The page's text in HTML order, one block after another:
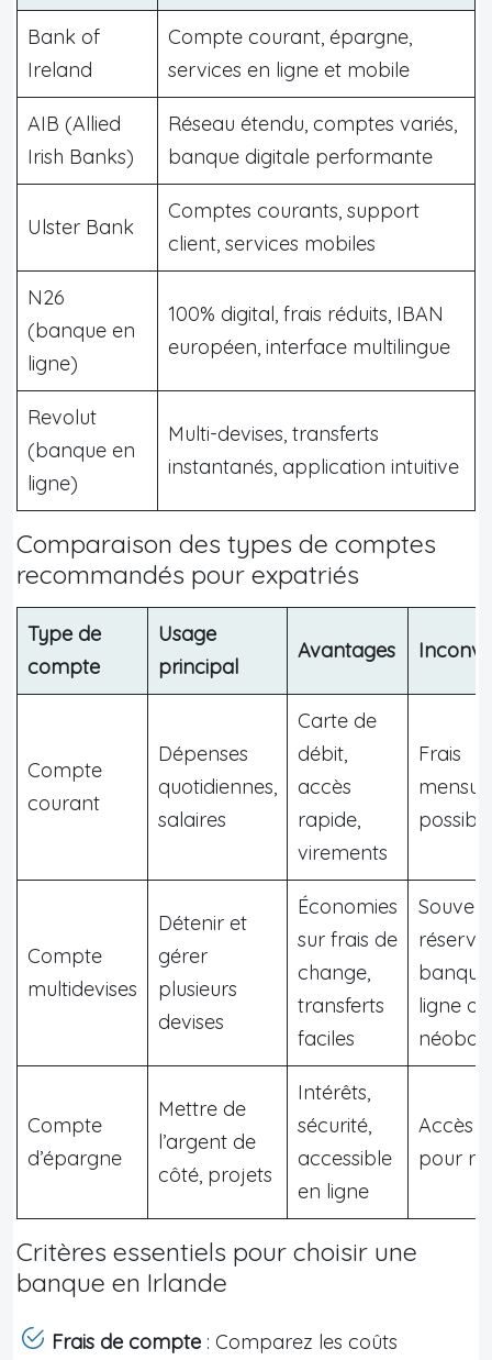
Bank of
Ireland
Compte courant, épargne,
services en ligne et mobile
AIB (Allied
Irish Banks)
Réseau étendu, comptes variés,
banque digitale performante
Ulster Bank
Comptes courants, support
client, services mobiles
N26
(banque en
ligne)
100% digital, frais réduits, IBAN
européen, interface multilingue
Revolut
(banque en
ligne)
Multi-devises, transferts
instantanés, application intuitive
Comparaison des types de comptes
recommandés pour expatriés
Type de
compte
Usage
principal
Avantages
Compte
courant
Dépenses
quotidiennes,
salaires
Carte de
débit,
accès
rapide,
virements
Frais
Compte
multidevises
Détenir et
gérer
plusieurs
devises
Économies
sur frais de
change,
transferts
faciles
Souvent
ligne ou
Compte
d’épargne
Mettre de
l’argent de
côté, projets
Intérêts,
sécurité,
accessible
en ligne
Accès
pour
Critères essentiels pour choisir une
banque en Irlande
Frais de compte : Comparez les coûts